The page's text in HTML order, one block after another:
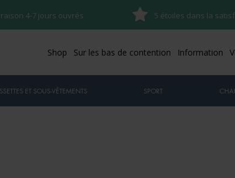
4-7 jours ouvrés 5 étoiles dans la
Shop Sur les bas de contention Information
ET SOUS-VÊTEMENTS SPORT